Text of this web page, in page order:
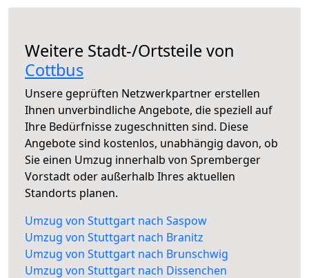
Weitere Stadt-/Ortsteile von
Cottbus
Unsere geprüften Netzwerkpartner erstellen
Ihnen unverbindliche Angebote, die speziell auf
Ihre Bedürfnisse zugeschnitten sind. Diese
Angebote sind kostenlos, unabhängig davon, ob
Sie einen Umzug innerhalb von Spremberger
Vorstadt oder außerhalb Ihres aktuellen
Standorts planen.
Umzug von Stuttgart nach Saspow
Umzug von Stuttgart nach Branitz
Umzug von Stuttgart nach Brunschwig
Umzug von Stuttgart nach Dissenchen